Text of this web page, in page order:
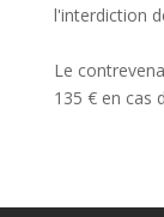
l'interdiction
Le
135 € en cas